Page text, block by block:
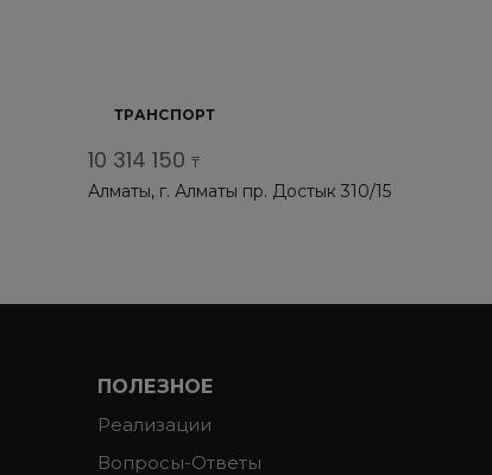
ТРАНСПОРТ
10 314 150 ₸
Алматы, г. Алматы пр. Достык 310/15
ПОЛЕЗНОЕ
Реализации
Вопросы-Ответы